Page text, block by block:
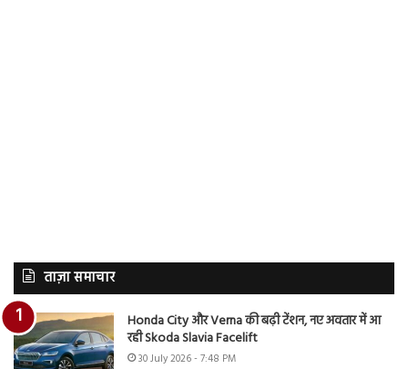
ताज़ा समाचार
Honda City और Verna की बढ़ी टेंशन, नए अवतार में आ
रही Skoda Slavia Facelift
30 July 2026 - 7:48 PM